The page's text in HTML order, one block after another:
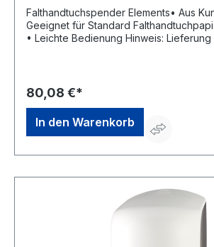
Falthandtuchspender Elements• Aus
Geeignet für Standard Falthandtuchpapier •
• Leichte Bedienung Hinweis: Lieferung ohne
Falthandtuchpapier.
80,08 €*
In den Warenkorb